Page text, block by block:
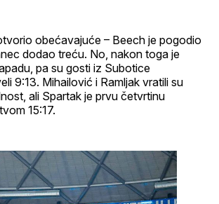
obećavajuće – Beech je pogodio
dodao treću. No, nakon toga je
pa su gosti iz Subotice
9:13. Mihailović i Ramljak vratili su
ali Spartak je prvu četvrtinu
15:17.